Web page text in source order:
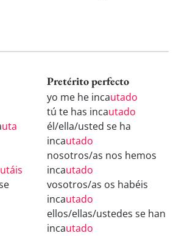
uta
utáis
Pretérito perfecto
yo me he incautado
tú te has incautado
él/ella/usted se ha
incautado
nosotros/as nos hemos
incautado
vosotros/as os habéis
incautado
ellos/ellas/ustedes se han
incautado